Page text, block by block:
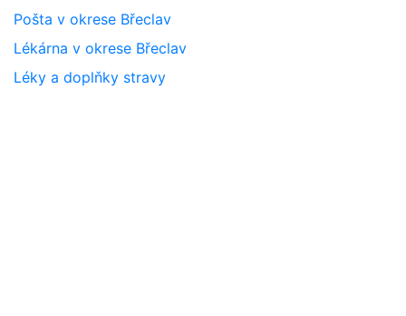
Pošta v okrese Břeclav
Lékárna v okrese Břeclav
Léky a doplňky stravy